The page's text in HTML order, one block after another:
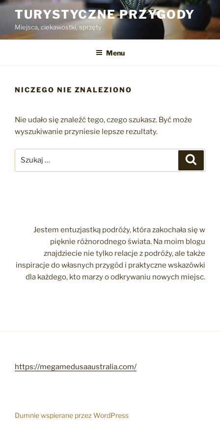
Przejdź
treści
TURYSTYCZNE PRZYGODY
Miejsca, ciekawostki, sprzęty
Menu
NICZEGO NIE ZNALEZIONO
Nie udało się znaleźć tego, czego szukasz. Być może
wyszukiwanie przyniesie lepsze rezultaty.
Jestem entuzjastką podróży, która zakochała się w
pięknie różnorodnego świata. Na moim blogu
znajdziecie nie tylko relacje z podróży, ale także
inspiracje do własnych przygód i praktyczne wskazówki
dla każdego, kto marzy o odkrywaniu nowych miejsc.
https://megamedusaaustralia.com/
Dumnie wspierane przez WordPress